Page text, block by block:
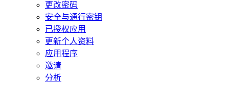
更改密码
安全与通行密钥
已授权应用
更新个人资料
应用程序
邀请
分析